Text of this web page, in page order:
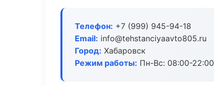
Телефон: +7 (999) 945-94-18
Email: info@tehstanciyaavto805.ru
Город: Хабаровск
Режим работы: Пн-Вс: 08:00-22:00